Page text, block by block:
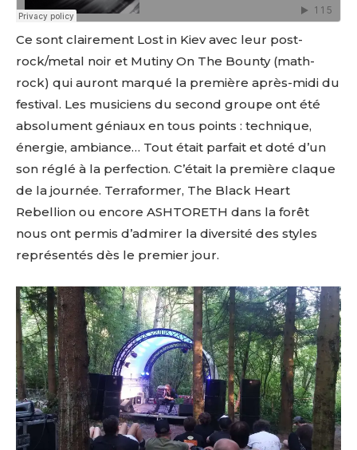
Ce sont clairement Lost in Kiev avec leur post-
rock/metal noir et Mutiny On The Bounty (math-
rock) qui auront marqué la première après-midi du
festival. Les musiciens du second groupe ont été
absolument géniaux en tous points : technique,
énergie, ambiance… Tout était parfait et doté d’un
son réglé à la perfection. C’était la première claque
de la journée. Terraformer, The Black Heart
Rebellion ou encore ASHTORETH dans la forêt
nous ont permis d’admirer la diversité des styles
représentés dès le premier jour.